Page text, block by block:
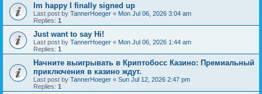
Im happy I finally signed up
Last post by TannerHoeger « Mon Jul 06, 2026 3:04 am
Replies: 1
Just want to say Hi!
Last post by TannerHoeger « Mon Jul 06, 2026 1:44 am
Replies: 1
Начните выигрывать в Криптобосс Казино: Премиальный
приключения в казино ждут.
Last post by TannerHoeger « Sun Jul 12, 2026 2:47 pm
Replies: 1